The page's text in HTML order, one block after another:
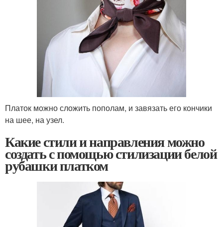
Платок можно сложить пополам, и завязать его кончики
на шее, на узел.
Какие стили и направления можно
создать с помощью стилизации белой
рубашки платком